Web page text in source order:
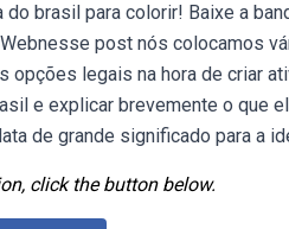
brasil para colorir! Baixe a
post nós colocamos
legais na hora de criar
e explicar brevemente o que
de grande significado para a
click the button below.